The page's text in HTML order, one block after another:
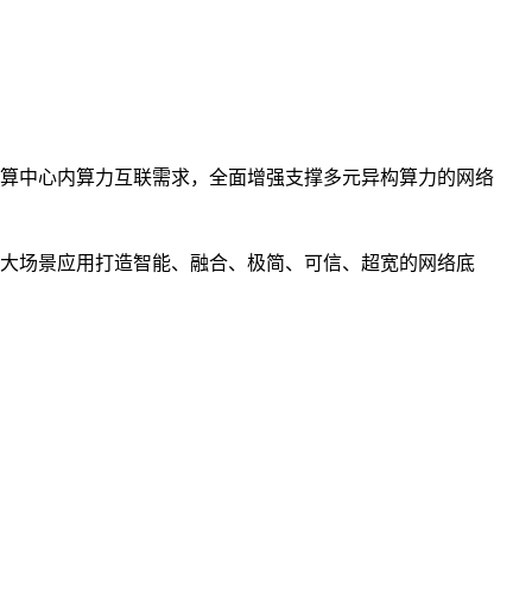
中心内算力互联需求，全面增强支撑多元异构算力的网络
场景应用打造智能、融合、极简、可信、超宽的网络底